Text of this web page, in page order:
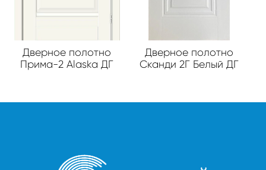
Дверное полотно
Прима-2 Alaska ДГ
Дверное полотно
Сканди 2Г Белый ДГ